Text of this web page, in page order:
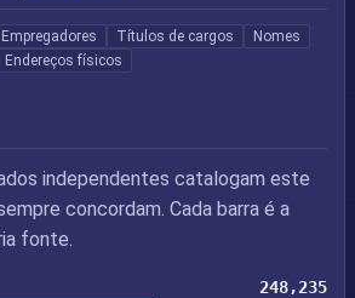
Empregadores Títulos de cargos
Nomes
Endereços físicos
independentes catalogam este
concordam. Cada barra é a
fonte.
248,235